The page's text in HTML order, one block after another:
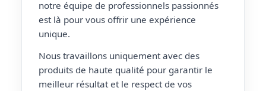
notre équipe de professionnels passionnés
est là pour vous offrir une expérience
unique.
Nous travaillons uniquement avec des
produits de haute qualité pour garantir le
meilleur résultat et le respect de vos